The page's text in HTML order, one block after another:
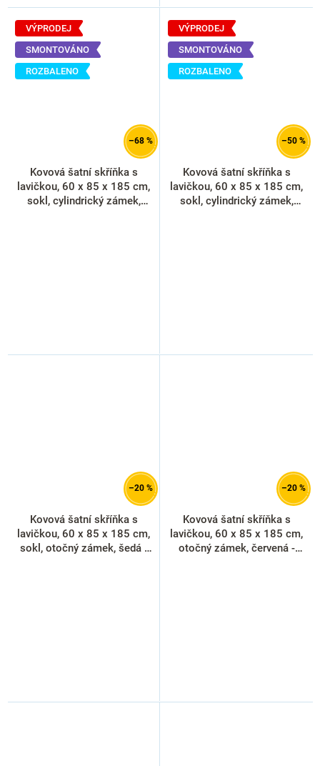
VÝPRODEJ
ROZBALENO
SMONTOVÁNO
–68 %
Kovová šatní skříňka s
lavičkou, 60 x 85 x 185 cm,
sokl, cylindrický zámek,
VÝPRODEJ
ROZBALENO
SMONTOVÁNO
–50 %
Kovová šatní skříňka s
lavičkou, 60 x 85 x 185 cm,
sokl, cylindrický zámek,
–20 %
Kovová šatní skříňka s
lavičkou, 60 x 85 x 185 cm,
sokl, otočný zámek, šedá -
–20 %
Kovová šatní skříňka s
lavičkou, 60 x 85 x 185 cm,
otočný zámek, červená -